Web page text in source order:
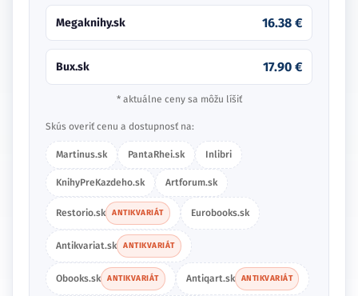
Megaknihy.sk 16.38 €
Bux.sk 17.90 €
* aktuálne ceny sa môžu líšiť
Skús overiť cenu a dostupnosť na:
Martinus.sk PantaRhei.sk Inlibri
KnihyPreKazdeho.sk Artforum.sk
Restorio.sk ANTIKVARIÁT Eurobooks.sk
Antikvariat.sk ANTIKVARIÁT
Obooks.sk ANTIKVARIÁT Antiqart.sk ANTIKVARIÁT